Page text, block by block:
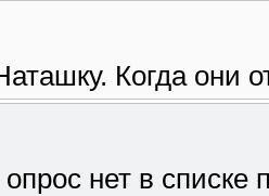
Когда они
опрос нет в